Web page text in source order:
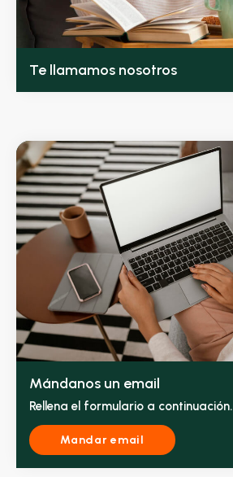
Te llamamos nosotros
Mándanos un email
Rellena el formulario a continuación.
Mandar email